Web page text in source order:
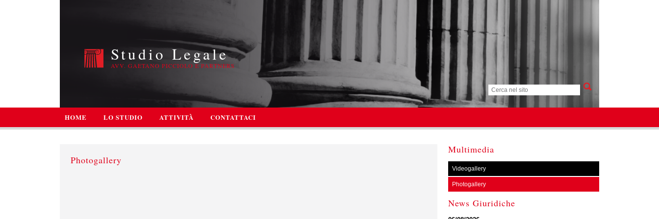
Studio Legale
AVV. GAETANO PICCIOLO E PARTNERS
HOME LO STUDIO ATTIVITÀ CONTATTACI
Photogallery
Multimedia
Videogallery
Photogallery
News Giuridiche